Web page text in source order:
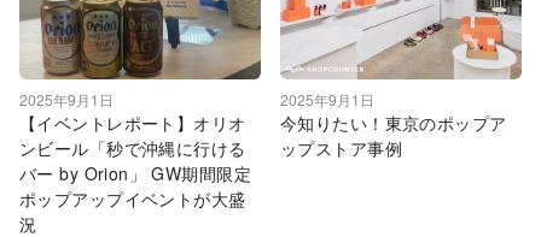
2025年9月1日
【イベントレポート】オリオ
ンビール「秒で沖縄に行ける
バー by Orion」 GW期間限定
ポップアップイベントが大盛
況
2025年9月1日
今知りたい！東京のポップア
ップストア事例